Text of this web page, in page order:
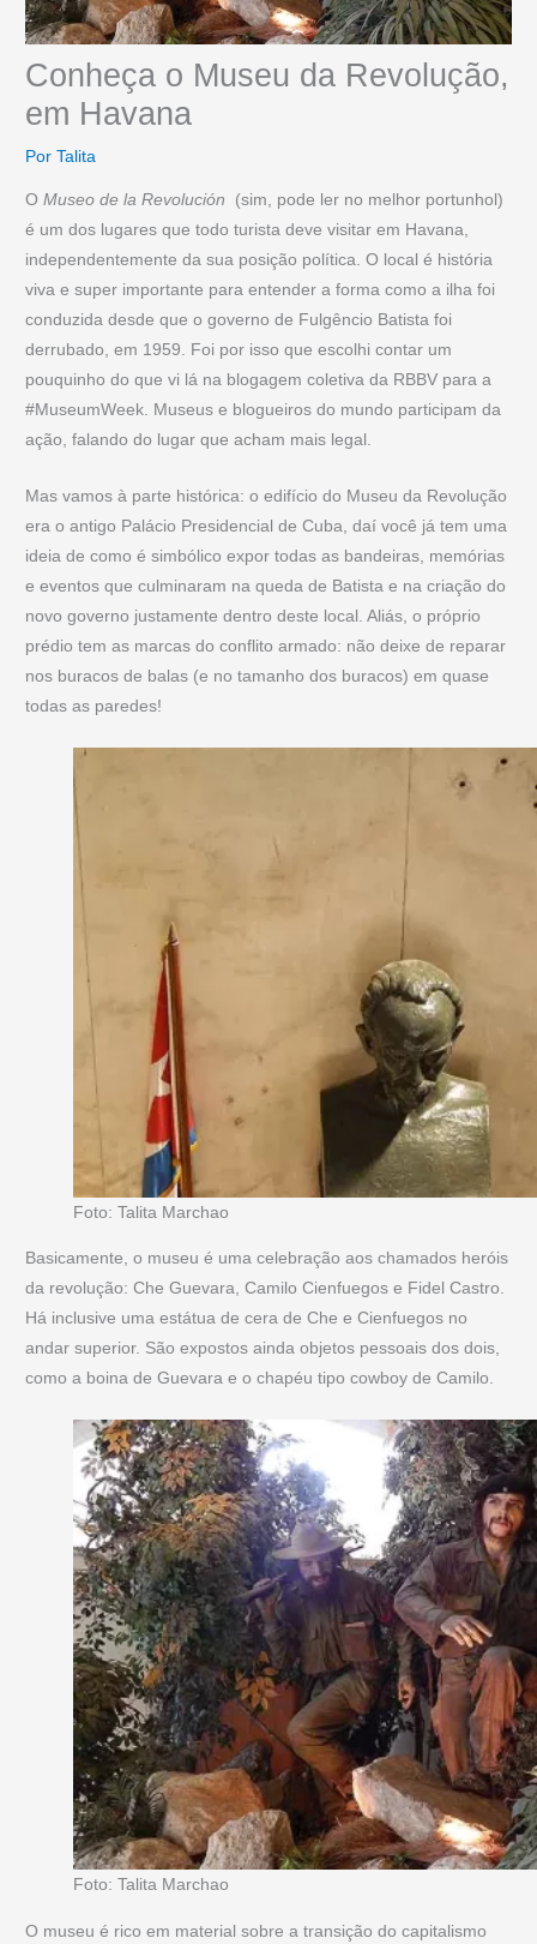
Conheça o Museu da Revolução,
em Havana
PorTalita
OMuseo de la Revolución (sim, pode ler no melhor portunhol)
é um dos lugares que todo turista deve visitar em Havana,
independentemente da sua posição política. O local é história
viva e super importante para entender a forma como a ilha foi
conduzida desde que o governo de Fulgêncio Batista foi
derrubado, em 1959. Foi por isso que escolhi contar um
pouquinho do que vi lá na blogagem coletiva da RBBV para a
#MuseumWeek. Museus e blogueiros do mundo participam da
ação, falando do lugar que acham mais legal.
Mas vamos à parte histórica: o edifício do Museu da Revolução
era o antigo Palácio Presidencial de Cuba, daí você já tem uma
ideia de como é simbólico expor todas as bandeiras, memórias
e eventos que culminaram na queda de Batista e na criação do
novo governo justamente dentro deste local. Aliás, o próprio
prédio tem as marcas do conflito armado: não deixe de reparar
nos buracos de balas (e no tamanho dos buracos) em quase
todas as paredes!
Foto: Talita Marchao
Basicamente, o museu é uma celebração aos chamados heróis
da revolução: Che Guevara, Camilo Cienfuegos e Fidel Castro.
Há inclusive uma estátua de cera de Che e Cienfuegos no
andar superior. São expostos ainda objetos pessoais dos dois,
como a boina de Guevara e o chapéu tipo cowboy de Camilo.
Foto: Talita Marchao
O museu é rico em material sobre a transição do capitalismo